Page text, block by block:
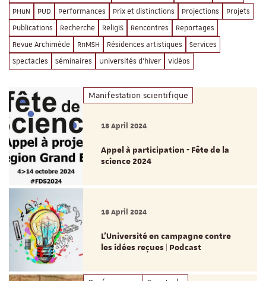
PHuN
PUD Performances Prix et distinctions Projections
Projets
Publications
Recherche ReligiS Rencontres
Reportages
Revue Archimède
RnMSH Résidences artistiques
Services
Spectacles
Séminaires Universités d'hiver Vidéos
Manifestation scientifique
18 April 2024
Appel à participation - Fête de la
science 2024
18 April 2024
L'Université en campagne contre
les idées reçues | Podcast